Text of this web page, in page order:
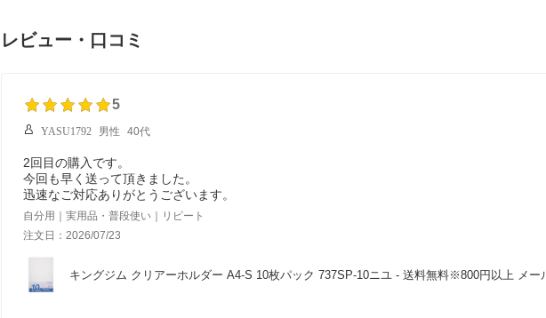
レビュー・口コミ
5
YASU1792 男性 40代
2回目の購入です。
今回も早く送って頂きました。
迅速なご対応ありがとうございます。
自分用｜実用品・普段使い｜リピート
注文日：2026/07/23
キングジム クリアーホルダー A4-S 10枚パック 737SP-10ニユ - 送料無料※800円以上 メー